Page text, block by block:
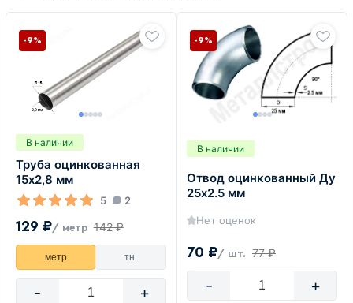
В наличии
Труба оцинкованная
15х2,8 мм
5 2
129 ₽/ метр 142 ₽
-9%
метр тн.
- +
В наличии
Отвод оцинкованный Ду
25х2.5 мм
Нет оценок
70 ₽/ шт. 77 ₽
-9%
- +